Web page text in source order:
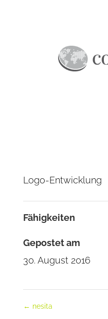
Logo-Entwicklung
Fähigkeiten
Gepostet am
30. August 2016
← nesita